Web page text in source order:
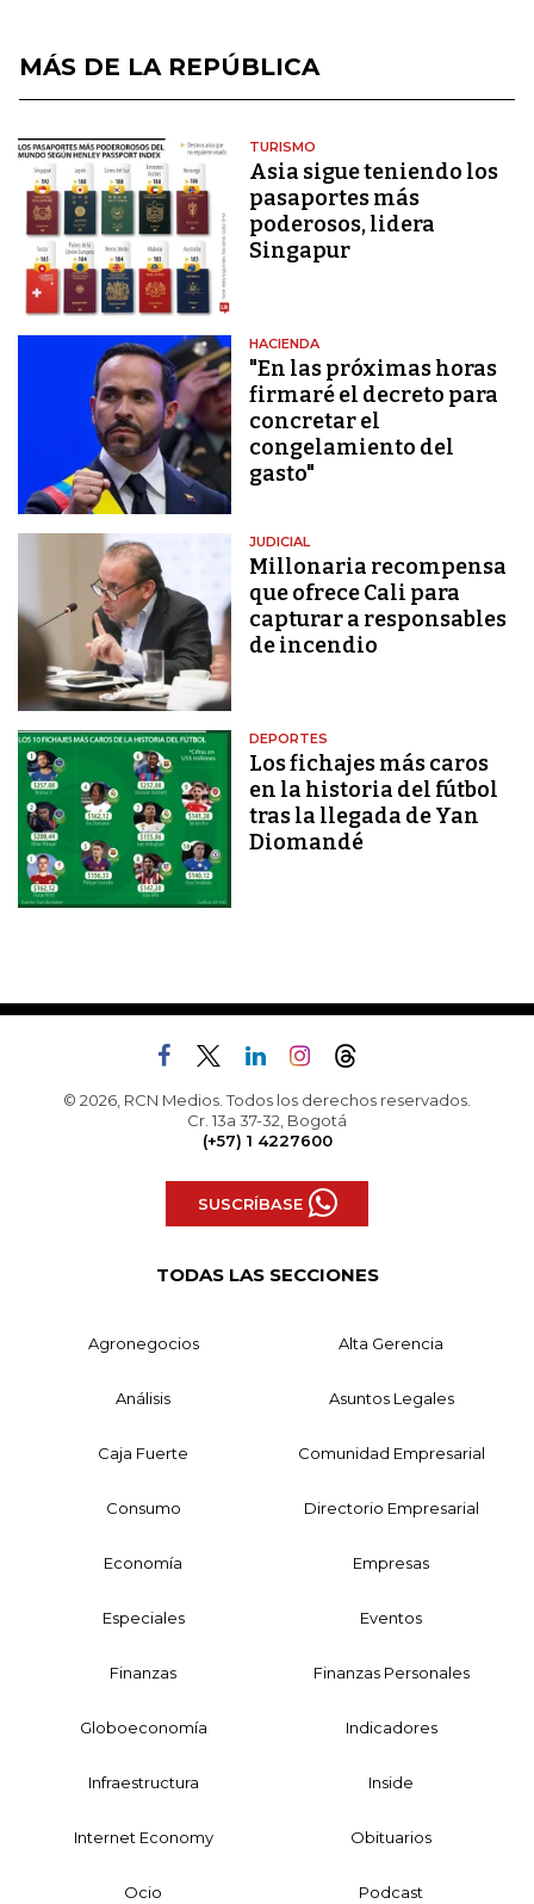
MÁS DE LA REPÚBLICA
TURISMO
Asia sigue teniendo los
pasaportes más
poderosos, lidera
Singapur
HACIENDA
"En las próximas horas
firmaré el decreto para
concretar el
congelamiento del
gasto"
JUDICIAL
Millonaria recompensa
que ofrece Cali para
capturar a responsables
de incendio
DEPORTES
Los fichajes más caros
en la historia del fútbol
tras la llegada de Yan
Diomandé
© 2026, RCN Medios. Todos los derechos reservados.
Cr. 13a 37-32, Bogotá
(+57) 1 4227600
SUSCRÍBASE
TODAS LAS SECCIONES
Agronegocios Alta Gerencia
Análisis Asuntos Legales
Caja Fuerte Comunidad Empresarial
Consumo Directorio Empresarial
Economía Empresas
Especiales Eventos
Finanzas Finanzas Personales
Globoeconomía Indicadores
Infraestructura Inside
Internet Economy Obituarios
Ocio Podcast